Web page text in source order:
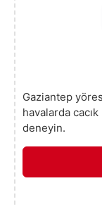
Gaziantep
havalarda
deneyin.